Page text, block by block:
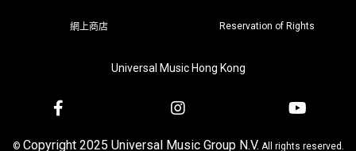
網上商店 Reservation of Rights
Universal Music Hong Kong
© Copyright 2025 Universal Music Group N.V. All rights reserved.